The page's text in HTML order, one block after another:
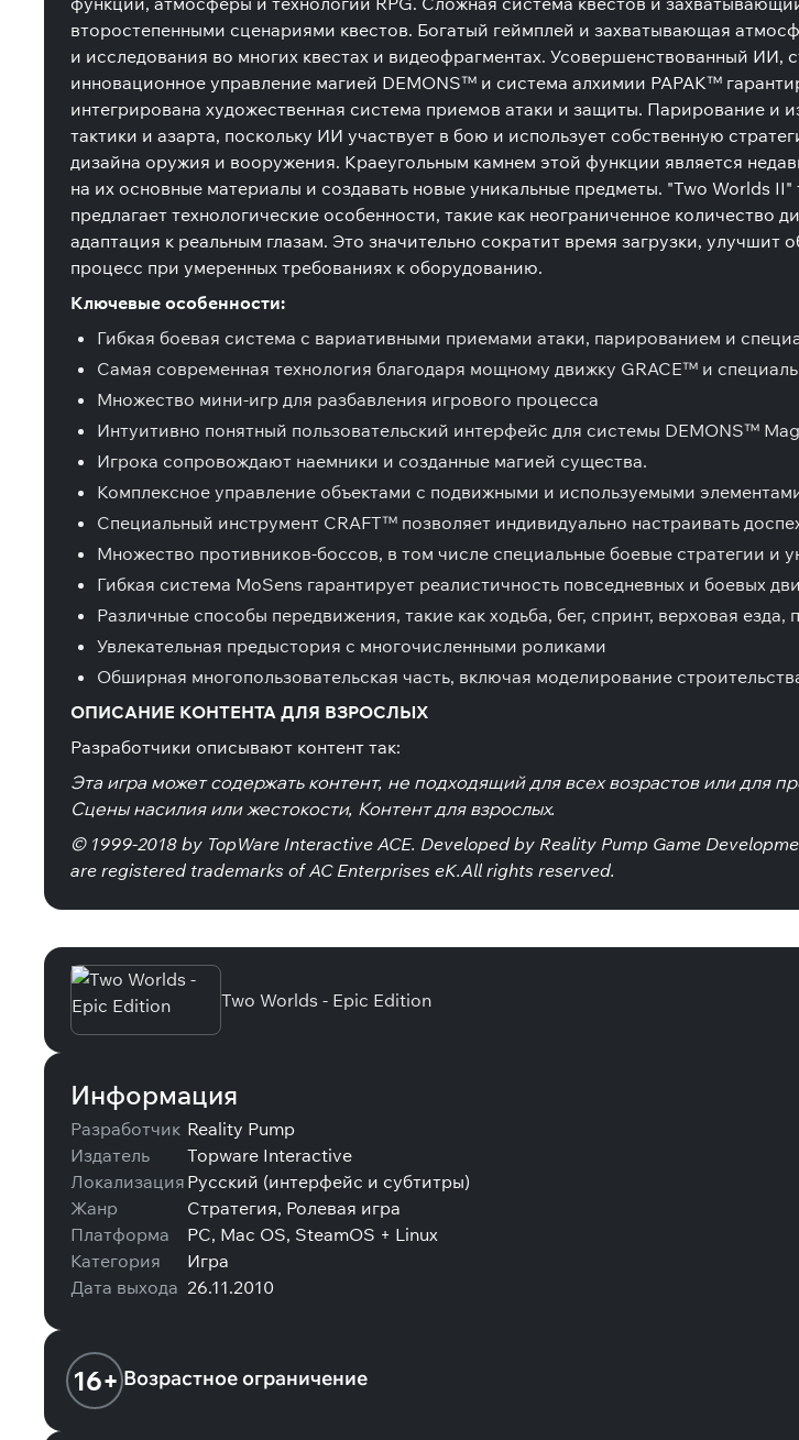
второстепенными сценариями квестов. Богатый геймплей и захватывающая
и исследования во многих квестах и ​​видеофрагментах. Усовершенствованный ИИ,
инновационное управление магией DEMONS™ и система алхимии PAPAK™
интегрирована художественная система приемов атаки и защиты. Парирование и
тактики и азарта, поскольку ИИ участвует в бою и использует собственную
дизайна оружия и вооружения. Краеугольным камнем этой функции является
на их основные материалы и создавать новые уникальные предметы. "Two Worlds
предлагает технологические особенности, такие как неограниченное количество
адаптация к реальным глазам. Это значительно сократит время загрузки,
процесс при умеренных требованиях к оборудованию.
Ключевые особенности:
Гибкая боевая система с вариативными приемами атаки, парированием и
Самая современная технология благодаря мощному движку GRACE™ и
Множество мини-игр для разбавления игрового процесса
Интуитивно понятный пользовательский интерфейс для системы DEMONS™
Игрока сопровождают наемники и созданные магией существа.
Комплексное управление объектами с подвижными и используемыми
Специальный инструмент CRAFT™ позволяет индивидуально настраивать
Множество противников-боссов, в том числе специальные боевые стратегии и
Гибкая система MoSens гарантирует реалистичность повседневных и боевых
Различные способы передвижения, такие как ходьба, бег, спринт, верховая
Увлекательная предыстория с многочисленными роликами
Обширная многопользовательская часть, включая моделирование
ОПИСАНИЕ КОНТЕНТА ДЛЯ ВЗРОСЛЫХ
Разработчики описывают контент так:
Эта игра может содержать контент, не подходящий для всех возрастов или для
Сцены насилия или жестокости, Контент для взрослых.
© 1999-2018 by TopWare Interactive ACE. Developed by Reality Pump Game
are registered trademarks of AC Enterprises eK.All rights reserved.
Two Worlds - Epic Edition
Информация
Разработчик Reality Pump
Издатель
Topware Interactive
Локализация Русский (интерфейс и субтитры)
Жанр
Стратегия, Ролевая игра
Платформа
PC, Mac OS, SteamOS + Linux
Категория
Игра
Дата выхода 26.11.2010
16+ Возрастное ограничение